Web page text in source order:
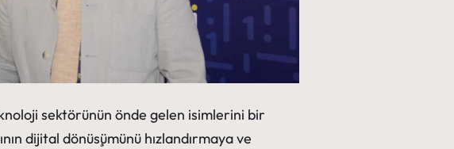
sektörünün önde gelen isimlerini bir
dijital dönüşümünü hızlandırmaya ve